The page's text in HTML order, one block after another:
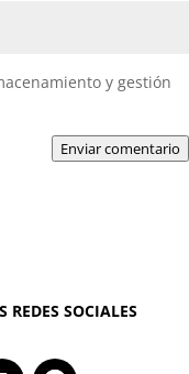
y gestión
Enviar comentario
REDES SOCIALES